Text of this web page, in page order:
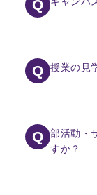
Q
西地区、春
部棟があ
Q 授業の見
遠慮ください
Q
部活動・
すか？